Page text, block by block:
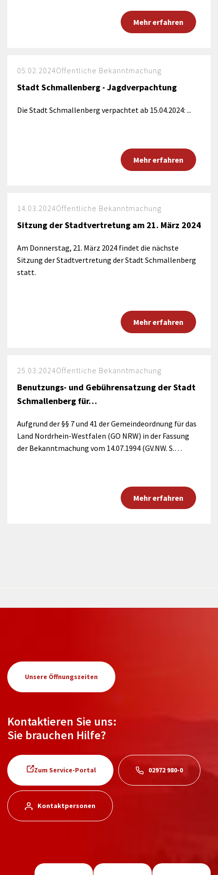
Mehr erfahren
05.02.2024Öffentliche Bekanntmachung
Stadt Schmallenberg - Jagdverpachtung
Die Stadt Schmallenberg verpachtet ab 15.04.2024: ...
Mehr erfahren
14.03.2024Öffentliche Bekanntmachung
Sitzung der Stadtvertretung am 21. März 2024
Am Donnerstag, 21. März 2024 findet die nächste
Sitzung der Stadtvertretung der Stadt Schmallenberg
statt.
Mehr erfahren
25.03.2024Öffentliche Bekanntmachung
Benutzungs- und Gebührensatzung der Stadt
Schmallenberg für…
Aufgrund der §§ 7 und 41 der Gemeindeordnung für das
Land Nordrhein-Westfalen (GO NRW) in der Fassung
der Bekanntmachung vom 14.07.1994 (GV.NW. S.…
Mehr erfahren
Unsere Öffnungszeiten
Kontaktieren Sie uns:
Sie brauchen Hilfe?
Zum Service-Portal 02972 980-0
Kontaktpersonen